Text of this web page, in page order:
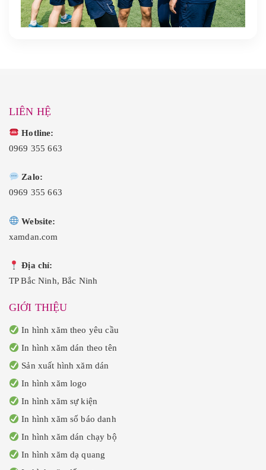
LIÊN HỆ
Hotline:
0969 355 663
Zalo:
0969 355 663
Website:
xamdan.com
Địa chỉ:
TP Bắc Ninh, Bắc Ninh
GIỚI THIỆU
In hình xăm theo yêu cầu
In hình xăm dán theo tên
Sản xuất hình xăm dán
In hình xăm logo
In hình xăm sự kiện
In hình xăm số báo danh
In hình xăm dán chạy bộ
In hình xăm dạ quang